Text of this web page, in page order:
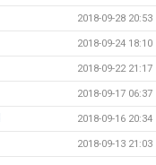
2018-09-28 20:53
2018-09-24 18:10
2018-09-22 21:17
2018-09-17 06:37
2018-09-16 20:34
2018-09-13 21:03